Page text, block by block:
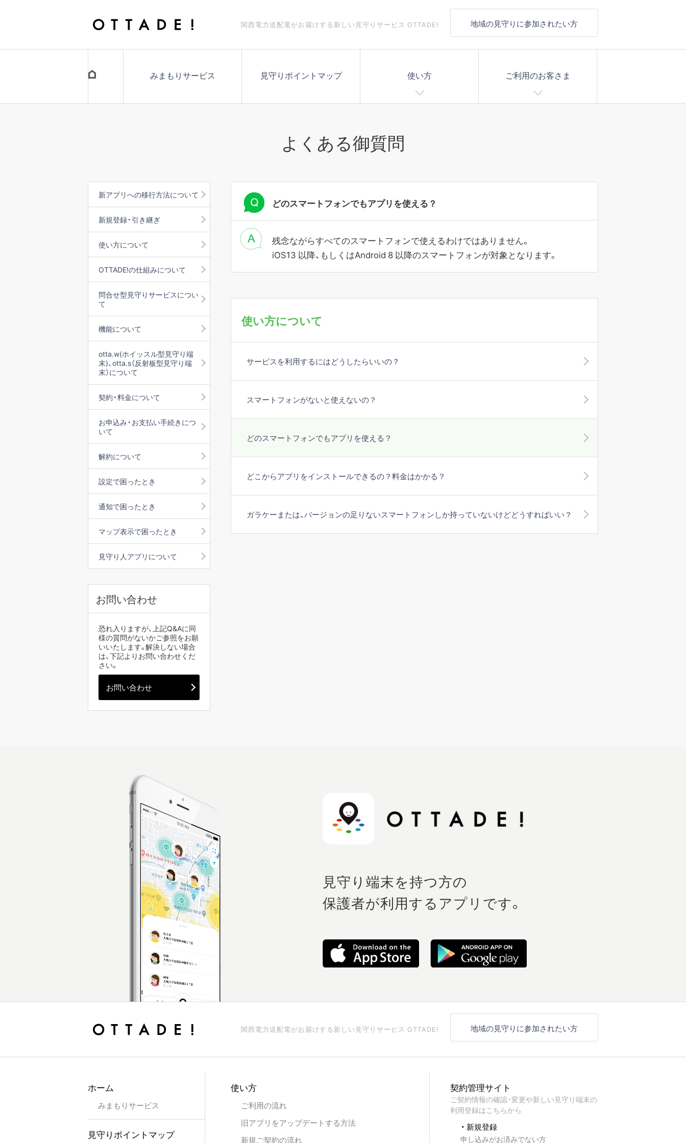
関西電力送配電がお届けする 新しい見守りサービス OTTADE! 地域の見守りに参加されたい方
みまもりサービス 見守りポイントマップ 使い方 ご利用のお客さま
よくある御質問
新アプリへの移行方法について
新規登録・引き継ぎ
使い方について
OTTADE!の仕組みについて
問合せ型見守りサービスについ
て
機能について
otta.w(ホイッスル型見守り端
末)、otta.s（反射板型見守り端
末）について
契約・料金について
お申込み・お支払い手続きにつ
いて
解約について
設定で困ったとき
通知で困ったとき
マップ表示で困ったとき
見守り人アプリについて
お問い合わせ
恐れ入りますが、上記Q&Aに同
様の質問がないかご参照をお願
いいたします。解決しない場合
は、下記よりお問い合わせくだ
さい。
お問い合わせ
どのスマートフォンでもアプリを使える？
残念ながらすべてのスマートフォンで使えるわけではありません。
iOS13 以降、もしくはAndroid 8 以降のスマートフォンが対象となります。
使い方について
サービスを利用するにはどうしたらいいの？
スマートフォンがないと使えないの？
どのスマートフォンでもアプリを使える？
どこからアプリをインストールできるの？料金はかかる？
ガラケーまたは、バージョンの足りないスマートフォンしか持っていないけどどうすればいい？
見守り端末を持つ方の
保護者が利用するアプリです。
関西電力送配電がお届けする 新しい見守りサービス OTTADE! 地域の見守りに参加されたい方
ホーム
みまもりサービス
見守りポイントマップ
使い方
ご利用の流れ
旧アプリをアップデートする方法
新規ご契約の流れ
契約管理サイト
ご契約情報の確認・変更や新しい見守り端末の
利用登録はこちらから
・ 新規登録
申し込みがお済みでない方